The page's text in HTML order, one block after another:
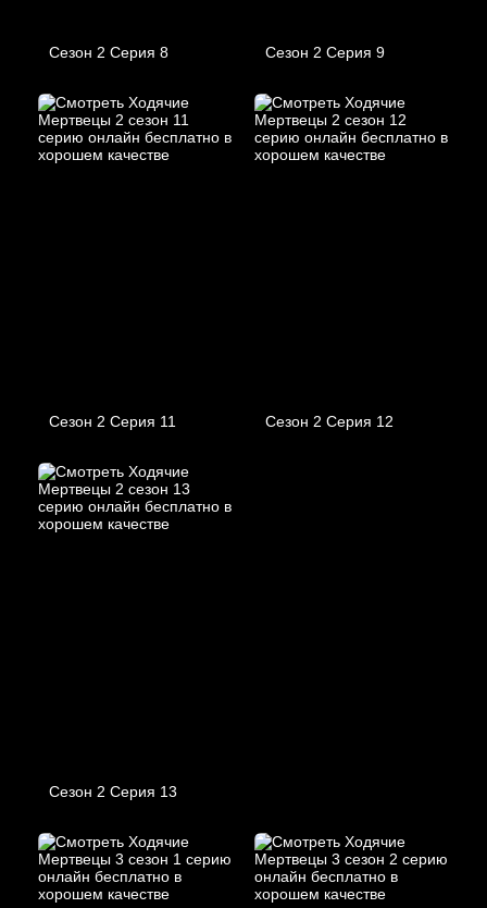
Сезон 2 Серия 8 Сезон 2 Серия 9
Сезон 2 Серия 11 Сезон 2 Серия 12
Сезон 2 Серия 13